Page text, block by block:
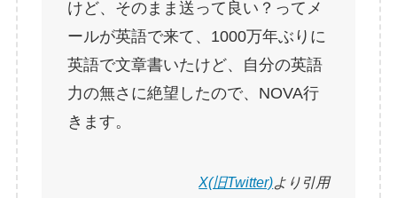
けど、そのまま送って良い？ってメ
ールが英語で来て、1000万年ぶりに
英語で文章書いたけど、自分の英語
力の無さに絶望したので、NOVA行
きます。
X(旧Twitter)より引用